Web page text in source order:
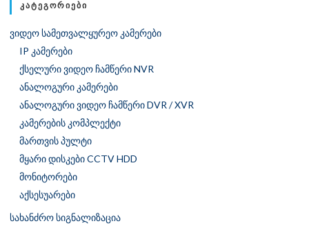
ᲙᲐᲢᲔᲒᲝᲠᲘᲔᲑᲘ
ვიდეო სამეთვალყურეო კამერები
IP კამერები
ქსელური ვიდეო ჩამწერი NVR
ანალოგური კამერები
ანალოგური ვიდეო ჩამწერი DVR / XVR
კამერების კომპლექტი
მართვის პულტი
მყარი დისკები CCTV HDD
მონიტორები
აქსესუარები
სახანძრო სიგნალიზაცია